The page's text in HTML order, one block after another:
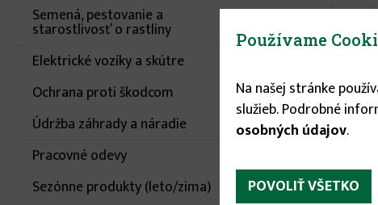
Semená, pestovanie a
starostlivosť o rastliny
Elektrické vozíky a skútre
Ochrana proti škodcom
Údržba záhrady a náradie
Pracovné odevy
Sezónne produkty (leto/zima)
Používame
Na našej stránke
služieb. Podrobné
osobných údajov.
POVOLIŤ VŠETKO